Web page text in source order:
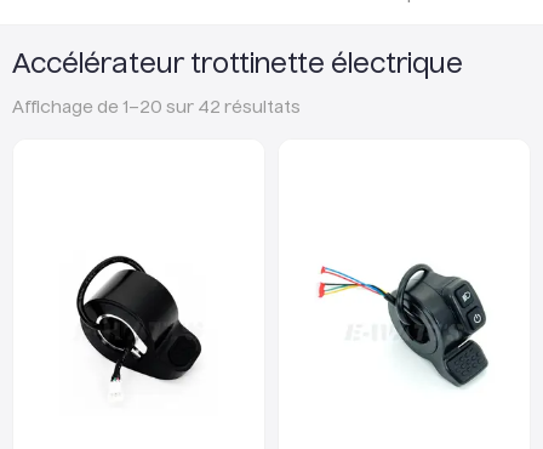
Accélérateur trottinette électrique
Affichage de 1 –20 sur 42 résultats